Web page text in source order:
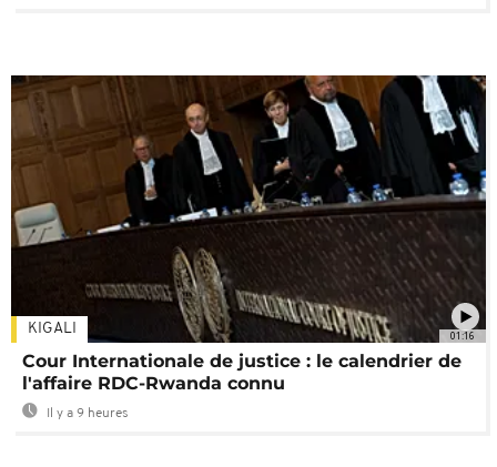
01:16
KIGALI
Cour Internationale de justice : le calendrier de
l'affaire RDC-Rwanda connu
Il y a 9 heures